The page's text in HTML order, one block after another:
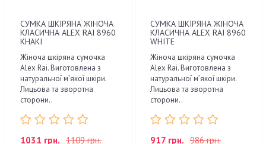
СУМКА ШКІРЯНА ЖІНОЧА
КЛАСИЧНА ALEX RAI 8960
KHAKI
Жіноча шкіряна сумочка
Alex Rai. Виготовлена з
натуральної м’якої шкіри.
Лицьова та зворотна
сторони..
1031 грн. 1109 грн.
СУМКА ШКІРЯНА ЖІНОЧА
КЛАСИЧНА ALEX RAI 8960
WHITE
Жіноча шкіряна сумочка
Alex Rai. Виготовлена з
натуральної м’якої шкіри.
Лицьова та зворотна
сторони..
917 грн. 986 грн.